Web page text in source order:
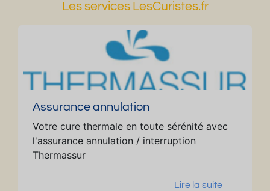
Les services LesCuristes.fr
Assurance annulation
Votre cure thermale en toute sérénité avec
l'assurance annulation / interruption
Thermassur
Lire la suite